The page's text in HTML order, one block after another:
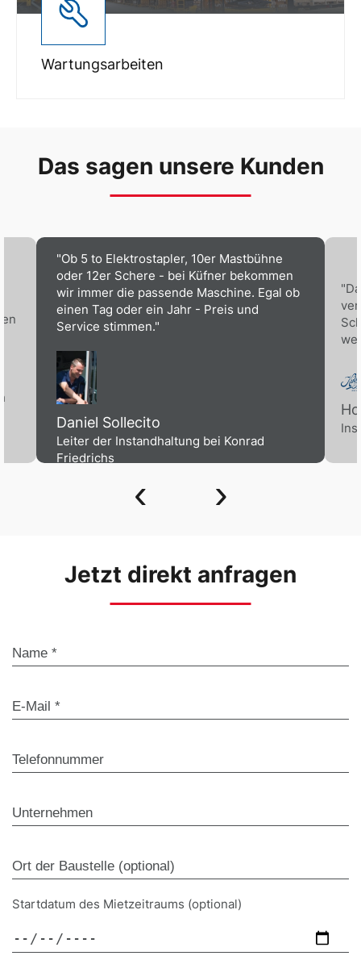
Wartungsarbeiten
Das sagen unsere Kunden
"Ob 5 to Elektrostapler, 10er Mastbühne
oder 12er Schere - bei Küfner bekommen
wir immer die passende Maschine. Egal ob
einen Tag oder ein Jahr - Preis und
Service stimmen."
Daniel Sollecito
Leiter der Instandhaltung bei Konrad
Friedrichs
‹ ›
Jetzt direkt anfragen
Startdatum des Mietzeitraums (optional)